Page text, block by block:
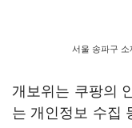
서울 송파구
개보위는 쿠팡의
는 개인정보 수집